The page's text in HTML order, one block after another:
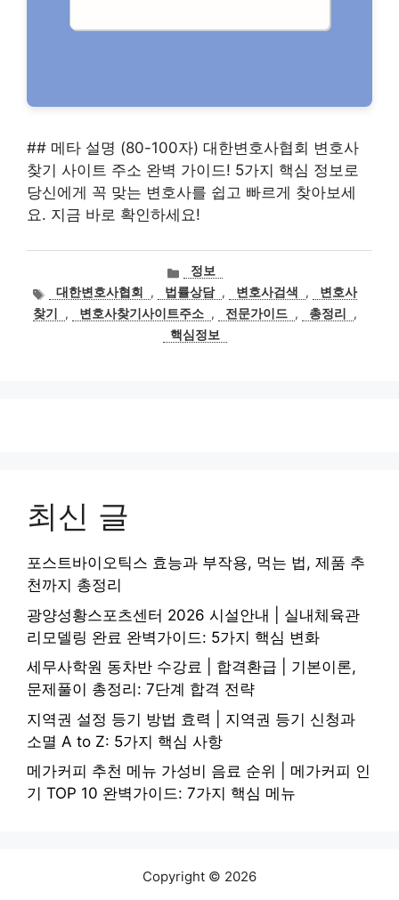
## 메타 설명 (80-100자) 대한변호사협회 변호사
찾기 사이트 주소 완벽 가이드! 5가지 핵심 정보로
당신에게 꼭 맞는 변호사를 쉽고 빠르게 찾아보세
요. 지금 바로 확인하세요!
카
테
고
리
정보
태
그
대한변호사협회 , 법률상담 , 변호사검색 ,
변호사
찾기
, 변호사찾기사이트주소 , 전문가이드 , 총정리
,
핵심정보
최신 글
포스트바이오틱스 효능과 부작용, 먹는 법, 제품 추
천까지 총정리
광양성황스포츠센터 2026 시설안내 | 실내체육관
리모델링 완료 완벽가이드: 5가지 핵심 변화
세무사학원 동차반 수강료 | 합격환급 | 기본이론,
문제풀이 총정리: 7단계 합격 전략
지역권 설정 등기 방법 효력 | 지역권 등기 신청과
소멸 A to Z: 5가지 핵심 사항
메가커피 추천 메뉴 가성비 음료 순위 | 메가커피 인
기 TOP 10 완벽가이드: 7가지 핵심 메뉴
Copyright © 2026